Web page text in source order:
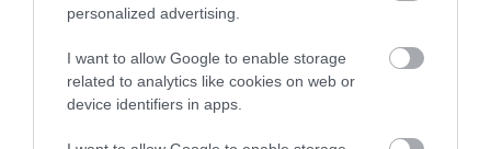
personalized advertising.
I want to allow Google to enable storage
related to analytics like cookies on web or
device identifiers in apps.